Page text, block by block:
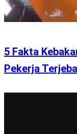
5 Fakta
Pekerja